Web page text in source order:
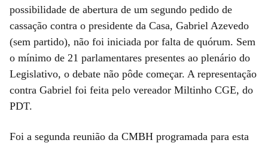
possibilidade de abertura de um segundo pedido de
cassação contra o presidente da Casa, Gabriel Azevedo
(sem partido), não foi iniciada por falta de quórum. Sem
o mínimo de 21 parlamentares presentes ao plenário do
Legislativo, o debate não pôde começar. A representação
contra Gabriel foi feita pelo vereador Miltinho CGE, do
PDT.
Foi a segunda reunião da CMBH programada para esta